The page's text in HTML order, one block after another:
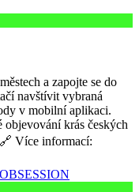
a zapojte se do
navštívit vybraná
v mobilní aplikaci.
objevování krás českých
Více informací: